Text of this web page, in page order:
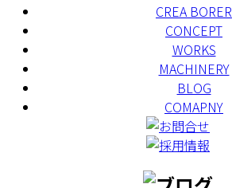
CREA BORER
CONCEPT
WORKS
MACHINERY
BLOG
COMAPNY